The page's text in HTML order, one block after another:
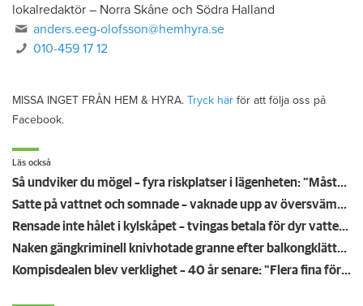
lokalredaktör – Norra Skåne och Södra Halland
anders.eeg-olofsson@hemhyra.se
010-459 17 12
MISSA INGET FRÅN HEM & HYRA. Tryck här för att följa oss på
Facebook.
Läs också
Så undviker du mögel – fyra riskplatser i lägenheten: ”Måste städa bort”
Satte på vattnet och somnade – vaknade upp av översvämning hos grannen
Rensade inte hålet i kylskåpet – tvingas betala för dyr vattenskada
Naken gängkriminell knivhotade granne efter balkongklättring
Kompisdealen blev verklighet – 40 år senare: "Flera fina fördelar med att dela bostad"